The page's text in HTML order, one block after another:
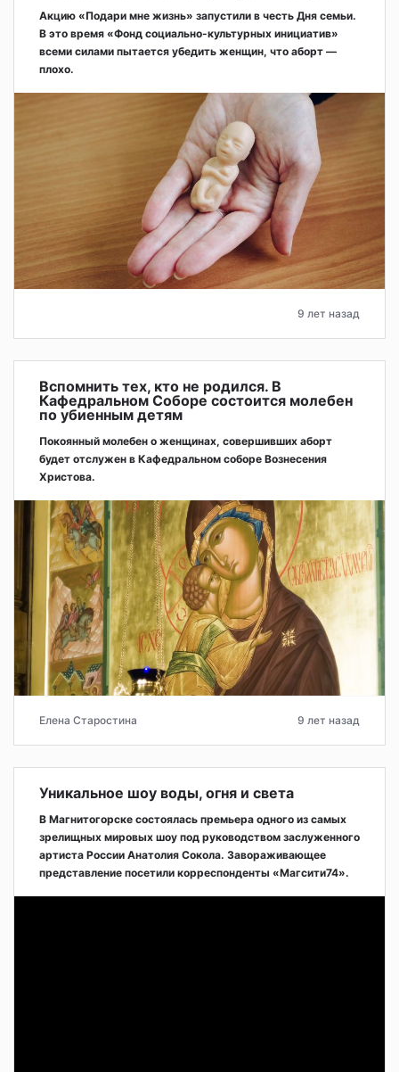
Акцию «Подари мне жизнь» запустили в честь Дня семьи.
В это время «Фонд социально-культурных инициатив»
всеми силами пытается убедить женщин, что аборт —
плохо.
9 лет назад
Вспомнить тех, кто не родился. В
Кафедральном Соборе состоится молебен
по убиенным детям
Покоянный молебен о женщинах, совершивших аборт
будет отслужен в Кафедральном соборе Вознесения
Христова.
Елена Старостина 9 лет назад
Уникальное шоу воды, огня и света
В Магнитогорске состоялась премьера одного из самых
зрелищных мировых шоу под руководством заслуженного
артиста России Анатолия Сокола. Завораживающее
представление посетили корреспонденты «Магсити74».